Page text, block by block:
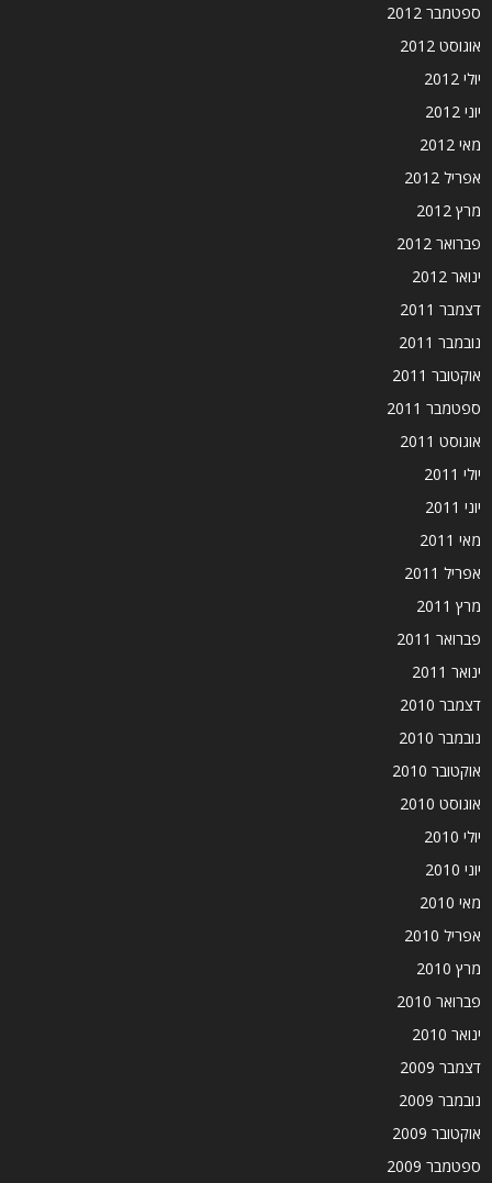
ספטמבר 2012
אוגוסט 2012
יולי 2012
יוני 2012
מאי 2012
אפריל 2012
מרץ 2012
פברואר 2012
ינואר 2012
דצמבר 2011
נובמבר 2011
אוקטובר 2011
ספטמבר 2011
אוגוסט 2011
יולי 2011
יוני 2011
מאי 2011
אפריל 2011
מרץ 2011
פברואר 2011
ינואר 2011
דצמבר 2010
נובמבר 2010
אוקטובר 2010
אוגוסט 2010
יולי 2010
יוני 2010
מאי 2010
אפריל 2010
מרץ 2010
פברואר 2010
ינואר 2010
דצמבר 2009
נובמבר 2009
אוקטובר 2009
ספטמבר 2009